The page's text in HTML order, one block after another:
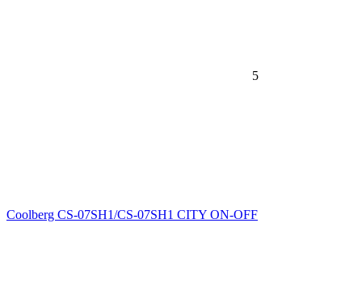
5
Coolberg CS-07SH1/CS-07SH1 CITY ON-OFF